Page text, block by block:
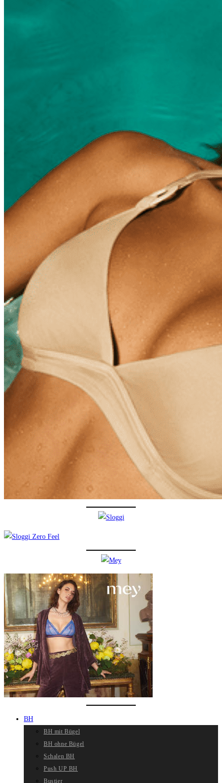
BH
BH mit Bügel
BH ohne Bügel
Schalen BH
Push UP BH
Bustier